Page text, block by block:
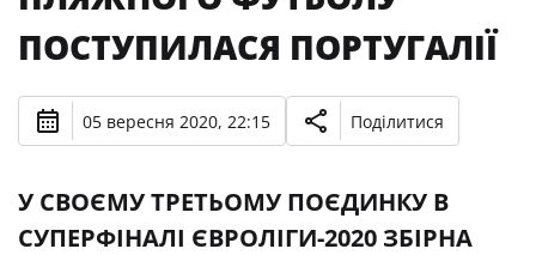
ПОСТУПИЛАСЯ ПОРТУГАЛІЇ
05 вересня 2020, 22:15 Поділитися
У СВОЄМУ ТРЕТЬОМУ ПОЄДИНКУ В
СУПЕРФІНАЛІ ЄВРОЛІГИ-2020 ЗБІРНА